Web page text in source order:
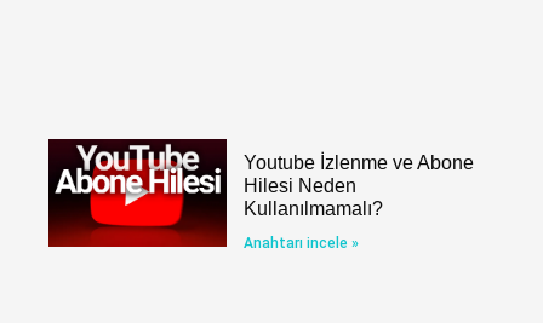
Youtube İzlenme ve Abone
Hilesi Neden
Kullanılmamalı?
Anahtarı incele »